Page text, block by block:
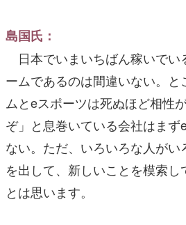
島国氏：
日本でいまいちばん稼いでい
ームであるのは間違いない。
ムとeスポーツは死ぬほど相性
ぞ」と息巻いている会社はま
ない。ただ、いろいろな人が
を出して、新しいことを模索
とは思います。